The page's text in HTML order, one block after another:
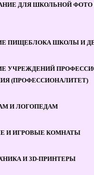
ДЛЯ ШКОЛЬНОЙ ФОТО
ПИЩЕБЛОКА ШКОЛЫ И
УЧРЕЖДЕНИЙ
(ПРОФЕССИОНАЛИТЕТ)
И ЛОГОПЕДАМ
И ИГРОВЫЕ КОМНАТЫ
И 3D-ПРИНТЕРЫ